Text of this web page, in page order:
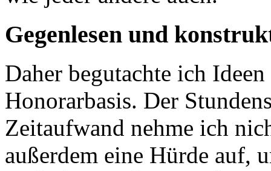
Gegenlesen und
Daher begutachte ich
Honorarbasis. Der
Zeitaufwand nehme ich
außerdem eine Hürde auf,